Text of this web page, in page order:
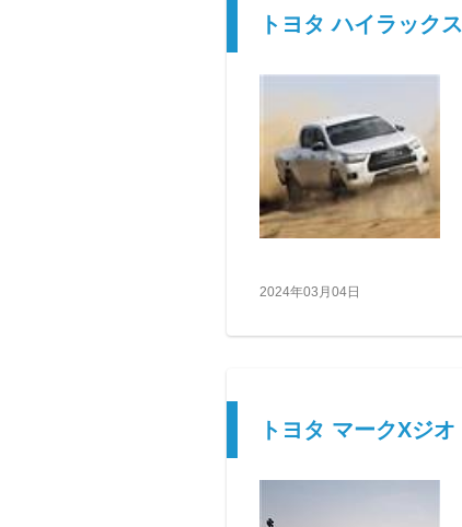
トヨタ ハイラックス
2024年03月04日
トヨタ マークXジオ